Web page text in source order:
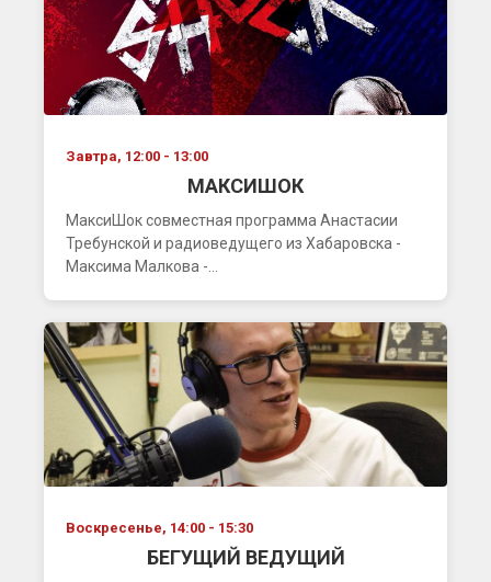
Завтра, 12:00 - 13:00
МАКСИШОК
МаксиШок совместная программа Анастасии
Требунской и радиоведущего из Хабаровска -
Максима Малкова -...
Воскресенье, 14:00 - 15:30
БЕГУЩИЙ ВЕДУЩИЙ